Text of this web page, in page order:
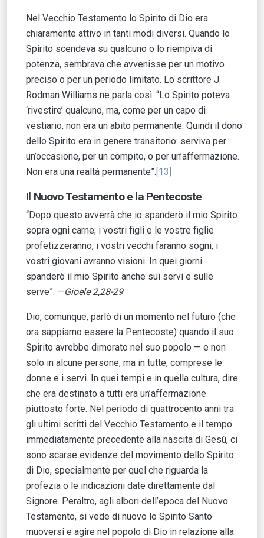
Nel Vecchio Testamento lo Spirito di Dio era
chiaramente attivo in tanti modi diversi. Quando lo
Spirito scendeva su qualcuno o lo riempiva di
potenza, sembrava che avvenisse per un motivo
preciso o per un periodo limitato. Lo scrittore J.
Rodman Williams ne parla così: “Lo Spirito poteva
‘rivestire’ qualcuno, ma, come per un capo di
vestiario, non era un abito permanente. Quindi il dono
dello Spirito era in genere transitorio: serviva per
un’occasione, per un compito, o per un’affermazione.
Non era una realtà permanente”.[13]
Il Nuovo Testamento e la Pentecoste
“Dopo questo avverrà che io spanderò il mio Spirito
sopra ogni carne; i vostri figli e le vostre figlie
profetizzeranno, i vostri vecchi faranno sogni, i
vostri giovani avranno visioni. In quei giorni
spanderò il mio Spirito anche sui servi e sulle
serve”. —Gioele 2,28-29
Dio, comunque, parlò di un momento nel futuro (che
ora sappiamo essere la Pentecoste) quando il suo
Spirito avrebbe dimorato nel suo popolo — e non
solo in alcune persone, ma in tutte, comprese le
donne e i servi. In quei tempi e in quella cultura, dire
che era destinato a tutti era un’affermazione
piuttosto forte. Nel periodo di quattrocento anni tra
gli ultimi scritti del Vecchio Testamento e il tempo
immediatamente precedente alla nascita di Gesù, ci
sono scarse evidenze del movimento dello Spirito
di Dio, specialmente per quel che riguarda la
profezia o le indicazioni date direttamente dal
Signore. Peraltro, agli albori dell’epoca del Nuovo
Testamento, si vede di nuovo lo Spirito Santo
muoversi e agire nel popolo di Dio in relazione alla